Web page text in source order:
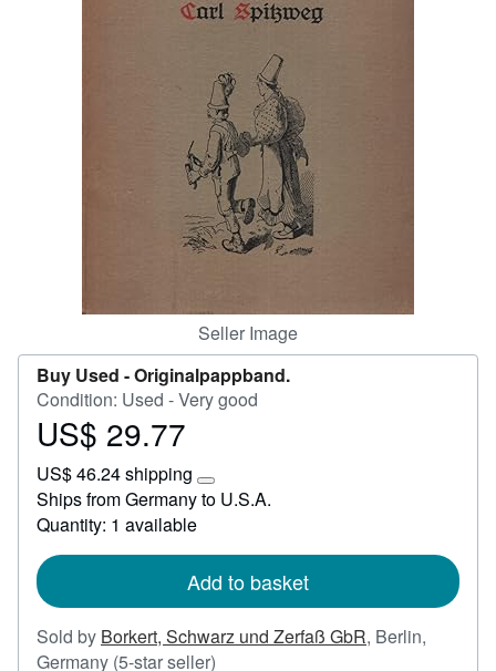
CLOSE
Seller Image
Buy Used -Originalpappband.
Condition: Used - Very good
Price
29.77
US$ 29.77
US$ 46.24 shipping
Learn
more
rates
Ships from Germany to U.S.A.
Quantity: 1 available
Add to basket
Sold by Borkert, Schwarz und Zerfaß GbR, Berlin,
Germany (5-star seller)